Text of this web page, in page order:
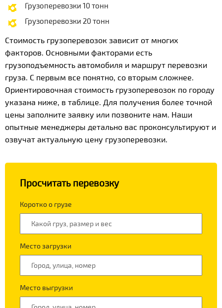
Грузоперевозки 10 тонн
Грузоперевозки 20 тонн
Стоимость грузоперевозок зависит от многих
факторов. Основными факторами есть
грузоподъемность автомобиля и маршрут перевозки
груза. С первым все понятно, со вторым сложнее.
Ориентировочная стоимость грузоперевозок по городу
указана ниже, в таблице. Для получения более точной
цены заполните заявку или позвоните нам. Наши
опытные менеджеры детально вас проконсультируют и
озвучат актуальную цену грузоперевозки.
Просчитать перевозку
Коротко о грузе
Место загрузки
Место выгрузки